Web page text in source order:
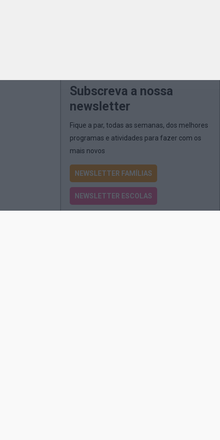
Subscreva a nossa
newsletter
Fique a par, todas as semanas, dos melhores
programas e atividades para fazer com os
mais novos
NEWSLETTER FAMÍLIAS
NEWSLETTER ESCOLAS